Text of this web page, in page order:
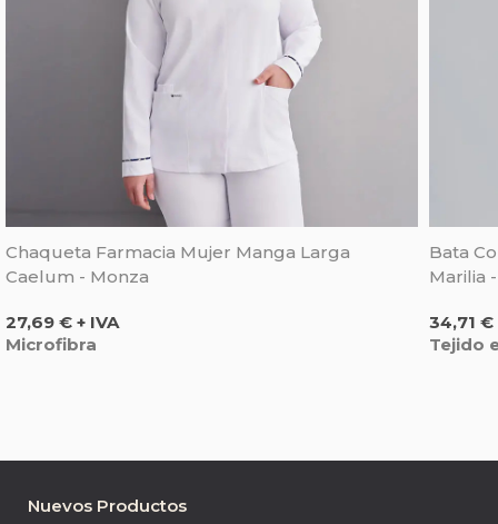
Chaqueta Farmacia Mujer Manga Larga
Caelum - Monza
Precio
27,69 € + IVA
Microfibra
Bata
Marilia
Precio
34,71 €
Tejido
Nuevos Productos